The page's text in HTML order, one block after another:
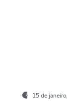
15 de